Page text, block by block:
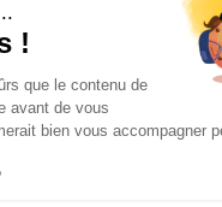
!
que le contenu de
avant de vous
bien vous accompagner
rappelle
un client Adial ?